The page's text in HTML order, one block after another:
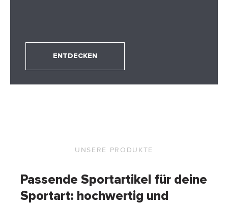
ENTDECKEN
UNSERE PRODUKTE
Passende Sportartikel für deine
Sportart: hochwertig und